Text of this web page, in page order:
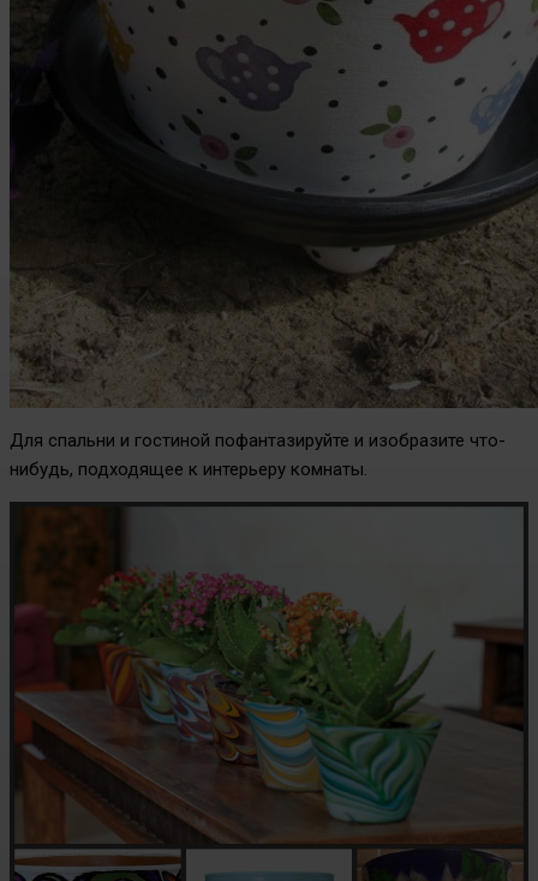
Для спальни и гостиной пофантазируйте и изобразите что-
нибудь, подходящее к интерьеру комнаты.